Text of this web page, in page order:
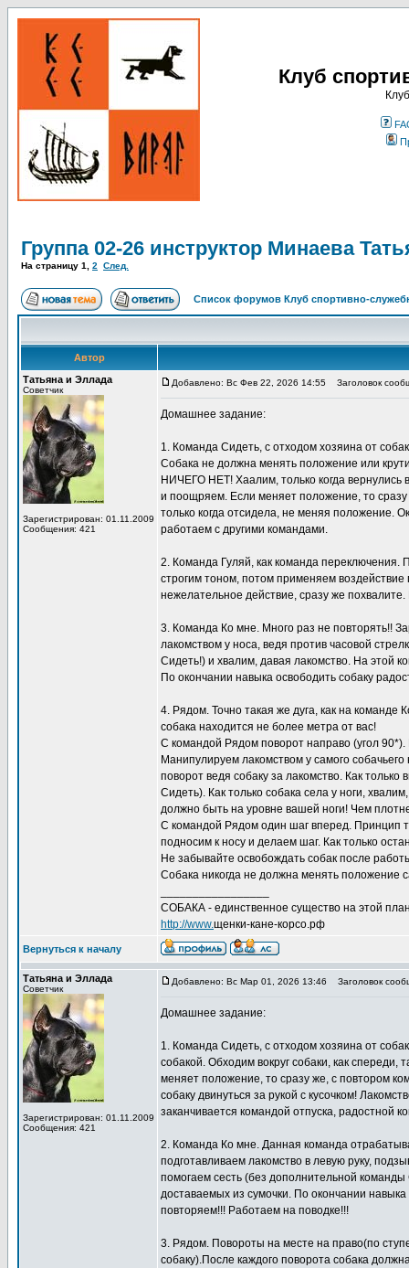
Клуб
Группа 02-26 инструктор Минаева
На страницу 1 2 След.
Список форумов Клуб спортивно-
Автор
Татьяна и Эллада
Советчик
Зарегистрирован: 01.11.2009
Сообщения: 421
Добавлено: Вс Фев 22, 2026 14:55 Заголовок
Домашнее задание:
1. Команда Сидеть, с отходом хозяина от
Собака не должна менять положение или
НИЧЕГО НЕТ! Хаалим, только когда вернулись
и поощряем. Если меняет положение, то
только когда отсидела, не меняя положение.
работаем с другими командами.
2. Команда Гуляй, как команда
строгим тоном, потом применяем воздействие
нежелательное действие, сразу же
3. Команда Ко мне. Много раз не повторять!!
лакомством у носа, ведя против часовой
Сидеть!) и хвалим, давая лакомство. На этой
По окончании навыка освободить собаку
4. Рядом. Точно такая же дуга, как на команде
собака находится не более метра от вас!
С командой Рядом поворот направо (угол 90*).
Манипулируем лакомством у самого
поворот ведя собаку за лакомство. Как
Сидеть). Как только собака села у ноги,
должно быть на уровне вашей ноги! Чем
С командой Рядом один шаг вперед. Принцип
подносим к носу и делаем шаг. Как только
Не забывайте освобождать собак после
Собака никогда не должна менять положение
СОБАКА - единственное существо на этой
http://www.щенки-кане-корсо.рф
Вернуться к началу
Татьяна и Эллада
Советчик
Зарегистрирован: 01.11.2009
Сообщения: 421
Добавлено: Вс Мар 01, 2026 13:46 Заголовок
Домашнее задание:
1. Команда Сидеть, с отходом хозяина от
собакой. Обходим вокруг собаки, как спереди,
меняет положение, то сразу же, с повтором
собаку двинуться за рукой с кусочком!
заканчивается командой отпуска, радостной
2. Команда Ко мне. Данная команда
подготавливаем лакомство в левую руку,
помогаем сесть (без дополнительной
доставаемых из сумочки. По окончании
повторяем!!! Работаем на поводке!!!
3. Рядом. Повороты на месте на право(по
собаку).После каждого поворота собака